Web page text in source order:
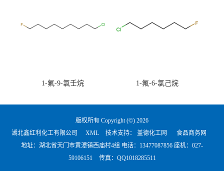
1-氟-9-氯壬烷 1-氟-6-氯己烷
版权所有 Copyright (©) 2026
湖北鑫红利化工有限公司
XML 技术支持： 盖德化工网
食品商务网
地址：湖北省天门市黄潭镇西庙村4组 电话： 13477087856 座机：027-
59106151
传真：QQ1018285511